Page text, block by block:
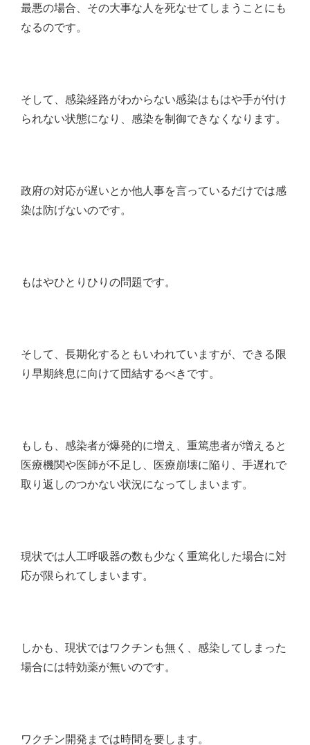
最悪の場合、その大事な人を死なせてしまうことにも
なるのです。
そして、感染経路がわからない感染はもはや手が付け
られない状態になり、感染を制御できなくなります。
政府の対応が遅いとか他人事を言っているだけでは感
染は防げないのです。
もはやひとりひりの問題です。
そして、長期化するともいわれていますが、できる限
り早期終息に向けて団結するべきです。
もしも、感染者が爆発的に増え、重篤患者が増えると
医療機関や医師が不足し、医療崩壊に陥り、手遅れで
取り返しのつかない状況になってしまいます。
現状では人工呼吸器の数も少なく重篤化した場合に対
応が限られてしまいます。
しかも、現状ではワクチンも無く、感染してしまった
場合には特効薬が無いのです。
ワクチン開発までは時間を要します。